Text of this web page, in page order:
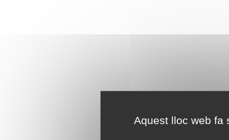
Aquest lloc web fa